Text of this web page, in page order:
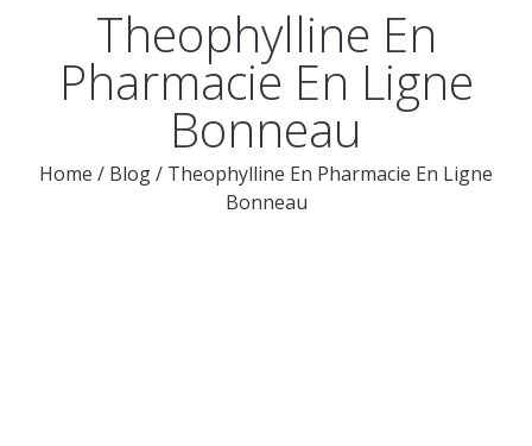
Theophylline En
Pharmacie En Ligne
Bonneau
Home / Blog/ Theophylline En Pharmacie En Ligne
Bonneau